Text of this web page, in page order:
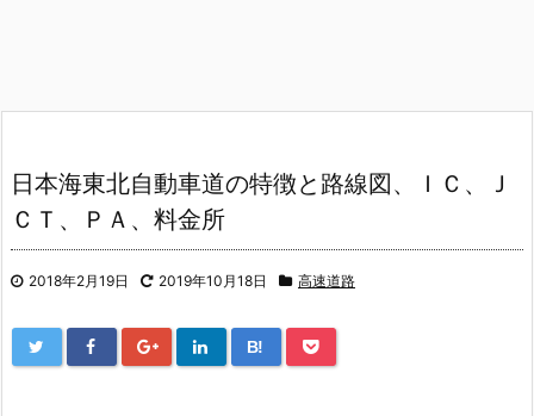
日本海東北自動車道の特徴と路線図、ＩＣ、Ｊ
ＣＴ、ＰＡ、料金所
2018年2月19日 2019年10月18日 高速道路
B!